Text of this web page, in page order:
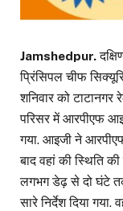
Jamshedpur.
प्रिंसिपल चीफ
शनिवार को टाटानगर
परिसर में आरपीएफ
गया. आइजी ने
बाद वहां की स्थिति
लगभग डेढ़ से दो घंटे तक
सारे निर्देश दिया